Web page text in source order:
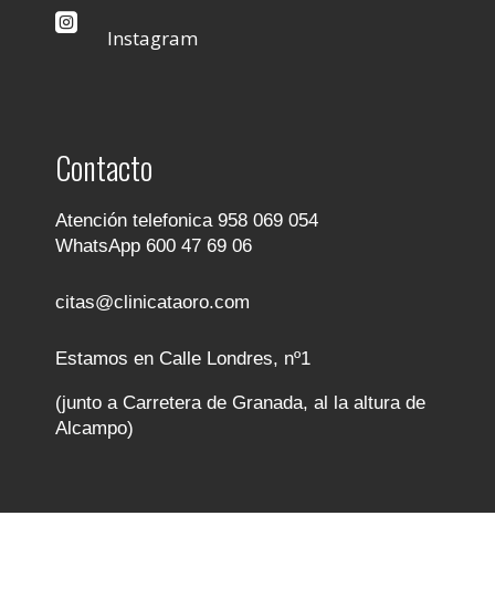

Instagram
Contacto
Atención telefonica 958 069 054
WhatsApp 600 47 69 06
citas@clinicataoro.com
Estamos en Calle Londres, nº1
(junto a Carretera de Granada, al la altura de
Alcampo)